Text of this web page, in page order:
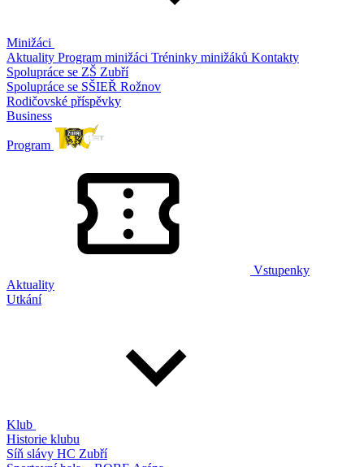
Minižáci
Aktuality Program minižáci Tréninky minižáků Kontakty
Spolupráce se ZŠ Zubří
Spolupráce se SŠIEŘ Rožnov
Rodičovské příspěvky
Business
Program
Vstupenky
Aktuality
Utkání
Klub
Historie klubu
Síň slávy HC Zubří